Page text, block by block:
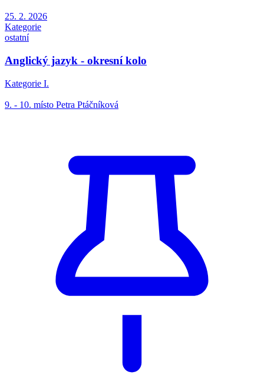
25. 2. 2026
Kategorie
ostatní
Anglický jazyk - okresní kolo
Kategorie I.
9. - 10. místo Petra Ptáčníková